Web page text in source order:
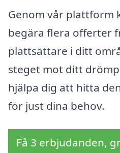
Genom vår plattform
begära flera offerter
plattsättare i ditt
steget mot ditt
hjälpa dig att hitta
för just dina behov.
Få 3 erbjudanden,